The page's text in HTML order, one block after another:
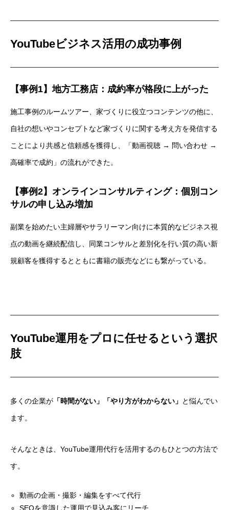
YouTubeビジネス活用の成功事例
【事例1】地方工務店：成約率が格段に上がった
施工事例のルームツアー、家づくりに役立つコンテンツの他に、
自社の想いやコンセプトなど家づくりに関する考え方を発信する
ことにより共感と信頼感を獲得し、「動画視聴 → 問い合わせ →
高確率で成約」の流れができた。
【事例2】オンラインコンサルティング：個別コン
サルの申し込み増加
副業を始めたい主婦層やサラリーマン向けに本質的なビジネス視
点の動画を継続配信し、同業コンサルと差別化を行い質の高い新
規顧客を獲得するとともに書籍の販売などにも繋がっている。
YouTube運用をプロに任せるという選択
肢
多くの企業が 「時間がない」「やり方がわからない」 と悩んでい
ます。
そんなときは、YouTube運用代行を活用するのもひとつの方法で
す。
動画の企画・撮影・編集をすべて代行
SEOを意識した運用で見込み客にリーチ